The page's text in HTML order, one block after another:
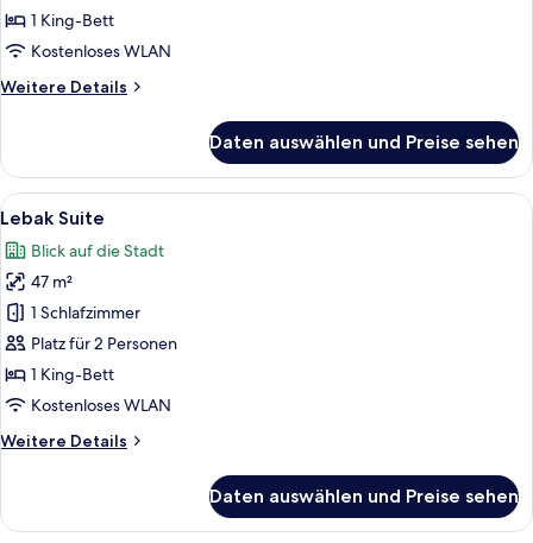
Suite
anzeigen
1 King-Bett
Kostenloses WLAN
Weitere Details
Weitere
Kopi
Suite
Daten auswählen und Preise sehen
Alle
Fotos
für
Lebak
Suite
anzeigen
Ein Hotelzimmer mit einem großen
10
Lebak Suite
Blick auf die Stadt
47 m²
1 Schlafzimmer
Platz für 2 Personen
1 King-Bett
Kostenloses WLAN
Weitere Details
Weitere
Suite
Daten auswählen und Preise sehen